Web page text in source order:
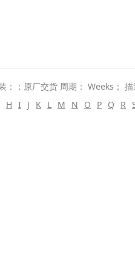
：；原厂交货 周期： Weeks；
H I J K L M N O P Q R